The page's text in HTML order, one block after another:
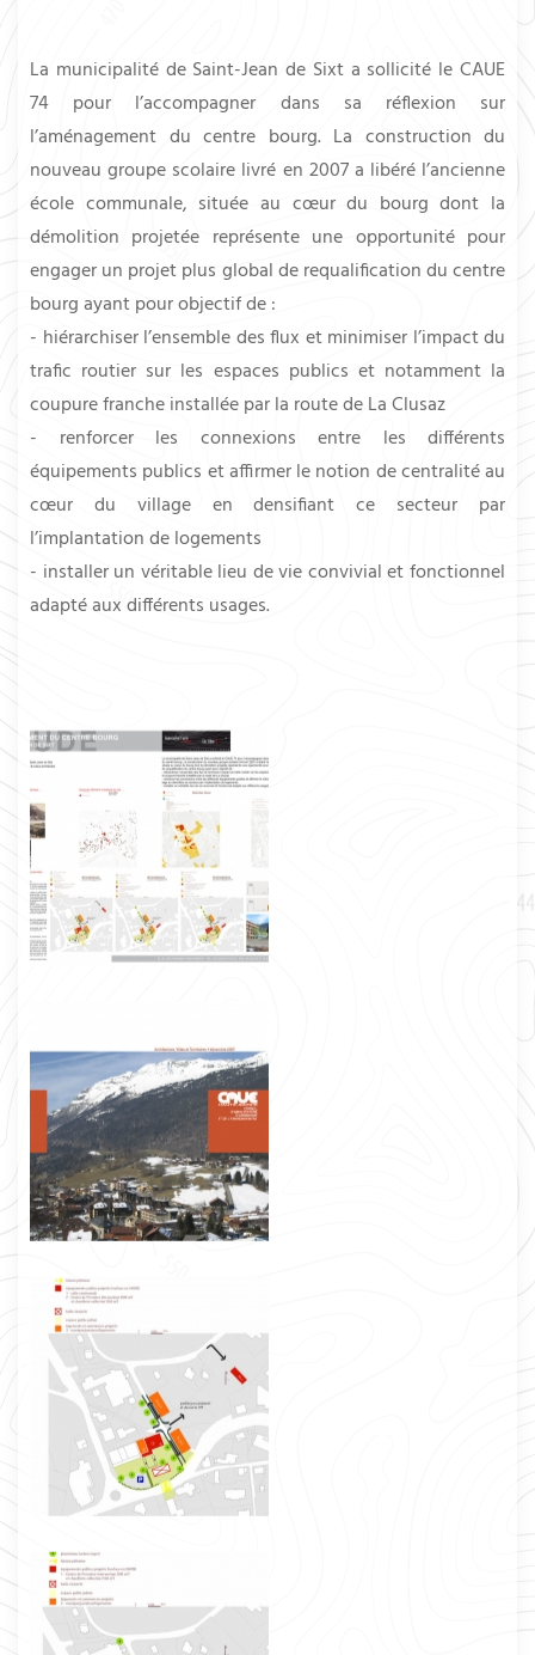
La municipalité de Saint-Jean de Sixt a sollicité le CAUE
74 pour l’accompagner dans sa réflexion sur
l’aménagement du centre bourg. La construction du
nouveau groupe scolaire livré en 2007 a libéré l’ancienne
école communale, située au cœur du bourg dont la
démolition projetée représente une opportunité pour
engager un projet plus global de requalification du centre
bourg ayant pour objectif de :
- hiérarchiser l’ensemble des flux et minimiser l’impact du
trafic routier sur les espaces publics et notamment la
coupure franche installée par la route de La Clusaz
- renforcer les connexions entre les différents
équipements publics et affirmer le notion de centralité au
cœur du village en densifiant ce secteur par
l’implantation de logements
- installer un véritable lieu de vie convivial et fonctionnel
adapté aux différents usages.